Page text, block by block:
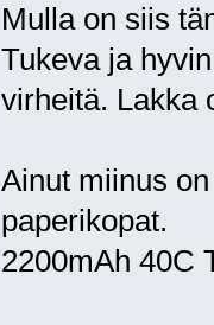
Mulla on siis
Tukeva ja
virheitä. Lakka
Ainut miinus
paperikopat.
2200mAh 40C